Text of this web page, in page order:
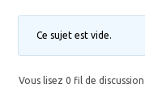
Ce sujet est vide.
Vous lisez 0 fil de discussion